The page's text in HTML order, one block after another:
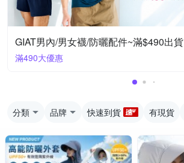
GIAT男內/男女襪/防曬配件~滿$490出貨
滿490大優惠
分類 品牌 快速到貨 有現貨